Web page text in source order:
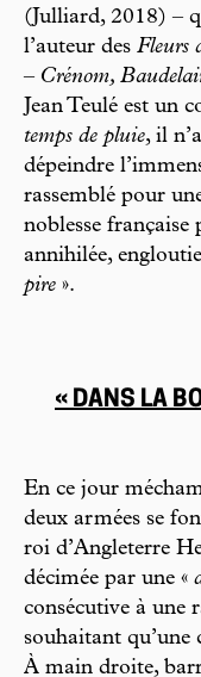
(Julliard, 2018) –
l’auteur des Fleurs
– Crénom,
Jean Teulé est un
temps de pluie, il
dépeindre
rassemblé pour
noblesse
annihilée,
pire ».
« DANS LA
En ce jour
deux armées se
roi d’Angleterre
décimée par une «
consécutive à une
souhaitant qu’une
À main droite,